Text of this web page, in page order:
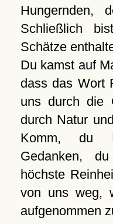
Hungernden,
Schließlich
Schätze
Du kamst auf
dass das Wort
uns durch die
durch Natur
Komm, du
Gedanken,
höchste
von uns weg,
aufgenommen